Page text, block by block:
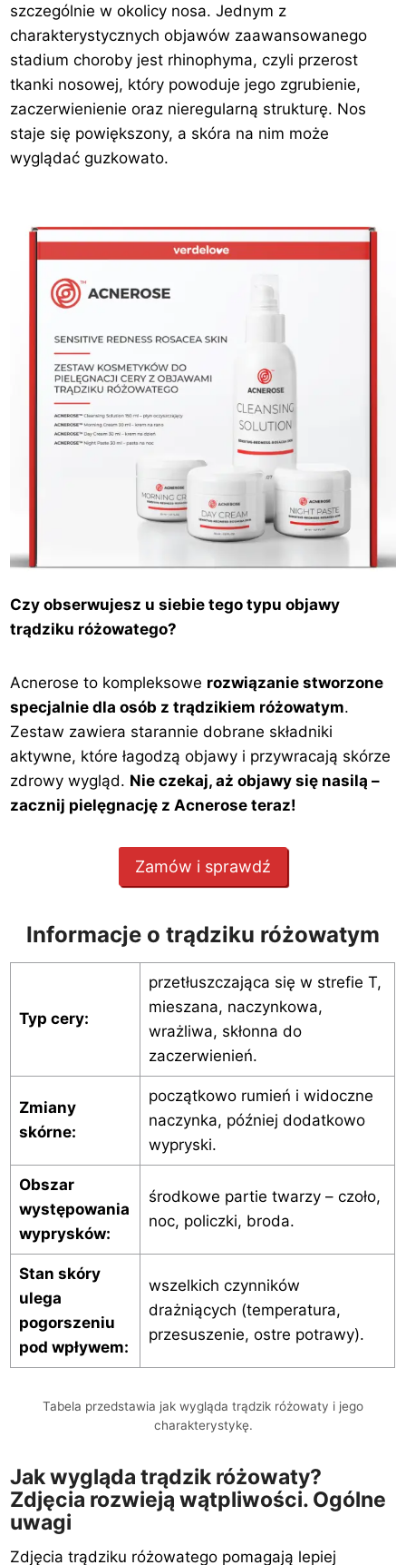
szczególnie w okolicy nosa. Jednym z
charakterystycznych objawów zaawansowanego
stadium choroby jest rhinophyma, czyli przerost
tkanki nosowej, który powoduje jego zgrubienie,
zaczerwienienie oraz nieregularną strukturę. Nos
staje się powiększony, a skóra na nim może
wyglądać guzkowato.
Czy obserwujesz u siebie tego typu objawy
trądziku różowatego?
Acnerose to kompleksowe rozwiązanie stworzone
specjalnie dla osób z trądzikiem różowatym.
Zestaw zawiera starannie dobrane składniki
aktywne, które łagodzą objawy i przywracają skórze
zdrowy wygląd. Nie czekaj, aż objawy się nasilą –
zacznij pielęgnację z Acnerose teraz!
Zamów i sprawdź
Informacje o trądziku różowatym
Typ cery:
przetłuszczająca się w strefie T,
mieszana, naczynkowa,
wrażliwa, skłonna do
zaczerwienień.
Zmiany
skórne:
początkowo rumień i widoczne
naczynka, później dodatkowo
wypryski.
Obszar
występowania
wyprysków:
środkowe partie twarzy – czoło,
noc, policzki, broda.
Stan skóry
ulega
pogorszeniu
pod wpływem:
wszelkich czynników
drażniących (temperatura,
przesuszenie, ostre potrawy).
Tabela przedstawia jak wygląda trądzik różowaty i jego
charakterystykę.
Jak wygląda trądzik różowaty?
Zdjęcia rozwieją wątpliwości. Ogólne
uwagi
Zdjęcia trądziku różowatego pomagają lepiej